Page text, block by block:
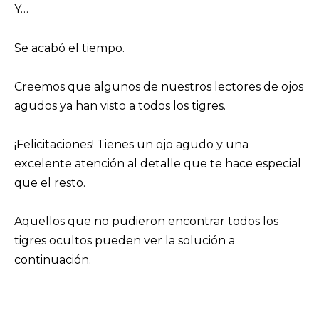
Y…
Se acabó el tiempo.
Creemos que algunos de nuestros lectores de ojos
agudos ya han visto a todos los tigres.
¡Felicitaciones! Tienes un ojo agudo y una
excelente atención al detalle que te hace especial
que el resto.
Aquellos que no pudieron encontrar todos los
tigres ocultos pueden ver la solución a
continuación.